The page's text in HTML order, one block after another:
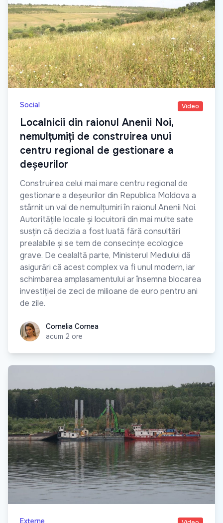
Social Video
Localnicii din raionul Anenii Noi,
nemulțumiți de construirea unui
centru regional de gestionare a
deșeurilor
Construirea celui mai mare centru regional de
gestionare a deșeurilor din Republica Moldova a
stârnit un val de nemulțumiri în raionul Anenii Noi.
Autoritățile locale și locuitorii din mai multe sate
susțin că decizia a fost luată fără consultări
prealabile și se tem de consecințe ecologice
grave. De cealaltă parte, Ministerul Mediului dă
asigurări că acest complex va fi unul modern, iar
schimbarea amplasamentului ar însemna blocarea
investiției de zeci de milioane de euro pentru ani
de zile.
Cornelia Cornea
Cornelia Cornea
acum 2 ore
Externe